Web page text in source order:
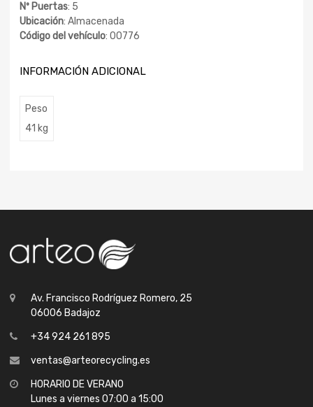
Nº Puertas: 5
Ubicación: Almacenada
Código del vehículo: 00776
INFORMACIÓN ADICIONAL
Peso
41 kg
Av. Francisco Rodríguez Romero, 25
06006 Badajoz
+34 924 261 895
ventas@arteorecycling.es
HORARIO DE VERANO
Lunes a viernes 07:00 a 15:00